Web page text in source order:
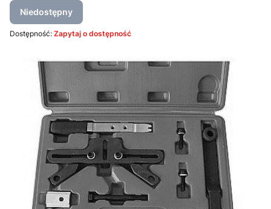
Niedostępny
Dostępność: Zapytaj o dostępność